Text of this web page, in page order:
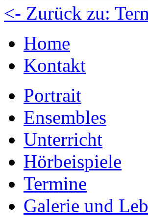
<- Zurück zu:
Home
Kontakt
Portrait
Ensembles
Unterricht
Hörbeispiele
Termine
Galerie und